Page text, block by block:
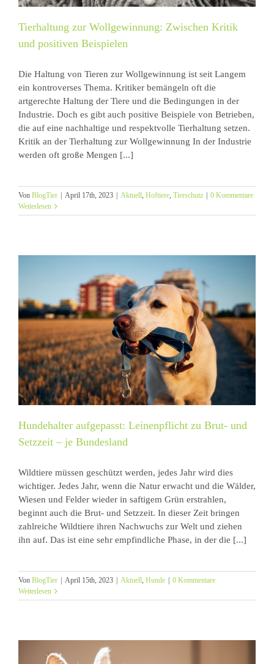
Tierhaltung zur Wollgewinnung: Zwischen Kritik
und positiven Beispielen
Die Haltung von Tieren zur Wollgewinnung ist seit Langem
ein kontroverses Thema. Kritiker bemängeln oft die
artgerechte Haltung der Tiere und die Bedingungen in der
Industrie. Doch es gibt auch positive Beispiele von Betrieben,
die auf eine nachhaltige und respektvolle Tierhaltung setzen.
Kritik an der Tierhaltung zur Wollgewinnung In der Industrie
werden oft große Mengen [...]
Von BlogTier April 17th, 2023 Aktuell, Hoftiere, Tierschutz
0 Kommentare
Weiterlesen
Hundehalter aufgepasst: Leinenpflicht zu Brut- und
Setzzeit – je Bundesland
Wildtiere müssen geschützt werden, jedes Jahr wird dies
wichtiger. Jedes Jahr, wenn die Natur erwacht und die Wälder,
Wiesen und Felder wieder in saftigem Grün erstrahlen,
beginnt auch die Brut- und Setzzeit. In dieser Zeit bringen
zahlreiche Wildtiere ihren Nachwuchs zur Welt und ziehen
ihn auf. Das ist eine sehr empfindliche Phase, in der die [...]
Von BlogTier | April 15th, 2023 | Aktuell, Hunde | 0 Kommentare
Weiterlesen